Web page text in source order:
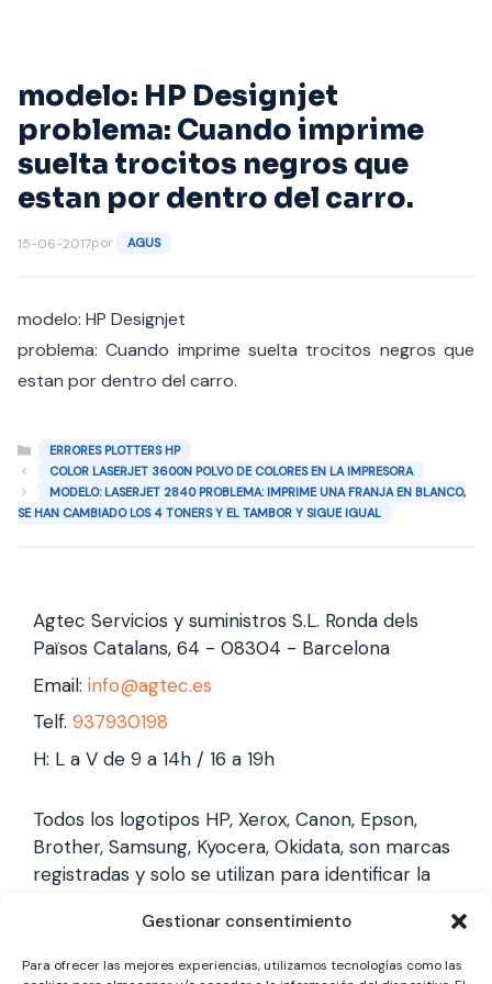
Gestionar consentimiento
Para ofrecer las mejores experiencias, utilizamos tecnologías como las
modelo: HP Designjet
problema: Cuando imprime
suelta trocitos negros que
estan por dentro del carro.
15-06-2017por AGUS
modelo: HP Designjet
problema: Cuando imprime suelta trocitos negros que
estan por dentro del carro.
Categorías
ERRORES PLOTTERS HP
COLOR LASERJET 3600N POLVO DE COLORES EN LA IMPRESORA
MODELO: LASERJET 2840 PROBLEMA: IMPRIME UNA FRANJA EN BLANCO,
SE HAN CAMBIADO LOS 4 TONERS Y EL TAMBOR Y SIGUE IGUAL
Agtec Servicios y suministros S.L. Ronda dels
Països Catalans, 64 - 08304 - Barcelona
Email: info@agtec.es
Telf. 937930198
H: L a V de 9 a 14h / 16 a 19h
Todos los logotipos HP, Xerox, Canon, Epson,
Brother, Samsung, Kyocera, Okidata, son marcas
registradas y solo se utilizan para identificar la
marcas, y solo reparamos impresoras laser,
somos un servicio técnico especializado y